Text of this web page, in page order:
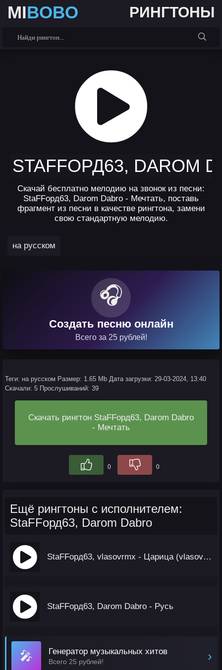
MIBOBO РИНГТОНЫ
STAFFОРД63, DAROM
Скачай бесплатно мелодию на звонок из песни:
StaFFорд63, Darom Dabro - Мечтать, поставь
фрагмент из песни в качестве рингтона, замени
свою стандартную мелодию.
на русском
🎧
Создать песню онлайн
Всего за 25 рублей!
Теги: на русском Размер: 1.65 Mb Дата загрузки: 29-03-2024, 13:40
Скачали: 5 Прослушиваний: 39
Скачать рингтон StaFFорд63, Darom Dabro
- Мечтать
0 0
Ещё рингтоны с исполнителем:
StaFFорд63, Darom Dabro
StaFFорд63, vlasovrmx - Царица (vlasovrmx Remix)
StaFFорд63, Darom Dabro - Русь
🎤 Генератор музыкальных хитов
Всего 25 рублей! ›